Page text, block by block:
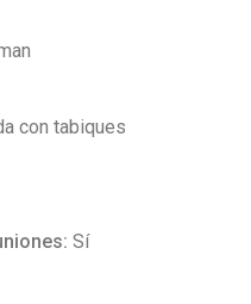
con tabiques
Sí